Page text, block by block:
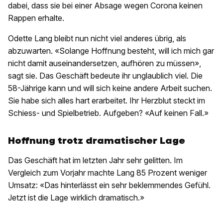
dabei, dass sie bei einer Absage wegen Corona keinen
Rappen erhalte.
Odette Lang bleibt nun nicht viel anderes übrig, als
abzuwarten. «Solange Hoffnung besteht, will ich mich gar
nicht damit auseinandersetzen, aufhören zu müssen»,
sagt sie. Das Geschäft bedeute ihr unglaublich viel. Die
58-Jährige kann und will sich keine andere Arbeit suchen.
Sie habe sich alles hart erarbeitet. Ihr Herzblut steckt im
Schiess- und Spielbetrieb. Aufgeben? «Auf keinen Fall.»
Hoffnung trotz dramatischer Lage
Das Geschäft hat im letzten Jahr sehr gelitten. Im
Vergleich zum Vorjahr machte Lang 85 Prozent weniger
Umsatz: «Das hinterlässt ein sehr beklemmendes Gefühl.
Jetzt ist die Lage wirklich dramatisch.»